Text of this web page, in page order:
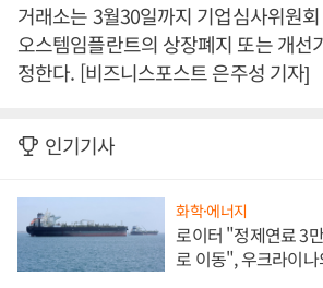
거래소는 3월30일까지 기업심사위원
오스템임플란트의 상장폐지 또는 개선
정한다. [비즈니스포스트 은주성 기자]
인기기사
화학·에너지
로이터 "정제연료 3
로 이동", 우크라이